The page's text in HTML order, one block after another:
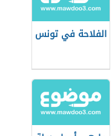
الفلاحة في تونس